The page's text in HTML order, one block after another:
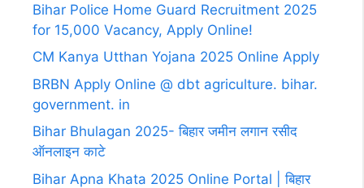
Bihar Police Home Guard Recruitment 2025
for 15,000 Vacancy, Apply Online!
CM Kanya Utthan Yojana 2025 Online Apply
BRBN Apply Online @ dbt agriculture. bihar.
government. in
Bihar Bhulagan 2025- बिहार जमीन लगान रसीद
ऑनलाइन काटे
Bihar Apna Khata 2025 Online Portal | बिहार